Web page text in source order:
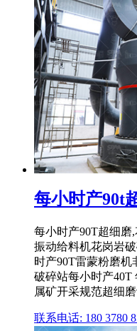
每小时产90t
每小时产90T超细磨
振动给料机花岗岩
时产90T雷蒙粉磨
破碎站每小时产40T
属矿开采规范超细
联系电话: 180 3780